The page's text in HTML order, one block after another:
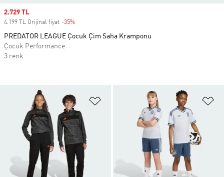
Favori Listesine Ekle
Sale price
2.729 TL
4.199 TL Orijinal fiyat -35%
PREDATOR LEAGUE Çocuk Çim Saha Kramponu
Çocuk Performance
3 renk